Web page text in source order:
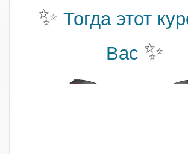
✨ Тогда этот
Вас ✨